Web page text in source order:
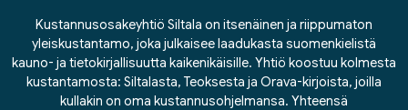
Kustannusosakeyhtiö Siltala on itsenäinen ja riippumaton
yleiskustantamo, joka julkaisee laadukasta suomenkielistä
kauno- ja tietokirjallisuutta kaikenikäisille. Yhtiö koostuu kolmesta
kustantamosta: Siltalasta, Teoksesta ja Orava-kirjoista, joilla
kullakin on oma kustannusohjelmansa. Yhteensä